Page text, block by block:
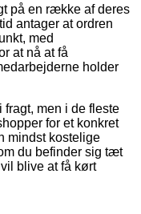
på en række af deres
antager at ordren
med
at nå at få
holder
men i de fleste
for et konkret
mindst kostelige
du befinder sig tæt
blive at få kørt